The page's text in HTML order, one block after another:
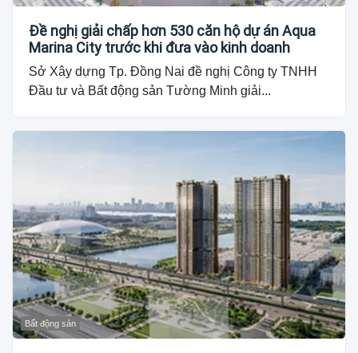
Đề nghị giải chấp hơn 530 căn hộ dự án Aqua
Marina City trước khi đưa vào kinh doanh
Sở Xây dựng Tp. Đồng Nai đề nghị Công ty TNHH
Đầu tư và Bất động sản Tường Minh giải...
Bất động sản